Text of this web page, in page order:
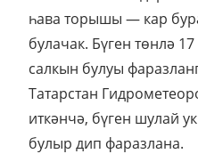
һава торышы — кар
булачак. Бүген төнлә
салкын булуы
Татарстан
иткәнчә, бүген шулай
булыр дип фаразлана.